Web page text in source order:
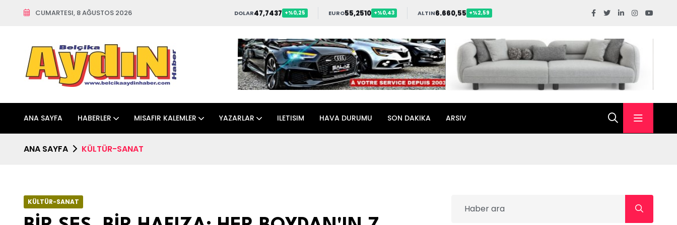
CUMARTESI, 8 AĞUSTOS 2026 DOLAR47,7437 +%0,25 EURO55,2510 +%0,43 ALTIN6.660,55 +%2,59
ANA SAYFA HABERLER MISAFIR KALEMLER YAZARLAR ILETISIM HAVA DURUMU SON DAKIKA ARSIV
ANA SAYFA KÜLTÜR-SANAT
KÜLTÜR-SANAT